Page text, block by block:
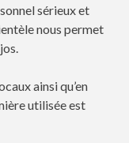
sérieux et
nous permet
ainsi qu’en
utilisée est